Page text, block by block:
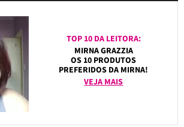
TOP 10 DA LEITORA:
MIRNA GRAZZIA
OS 10 PRODUTOS
PREFERIDOS DA MIRNA!
VEJA MAIS